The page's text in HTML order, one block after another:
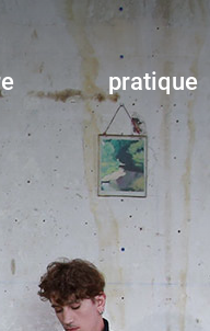
pratique